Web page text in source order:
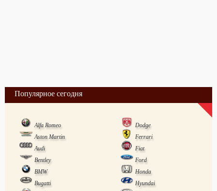
Популярное сегодня
Alfa Romeo
Dodge
Aston Martin
Ferrari
Audi
Fiat
Bentley
Ford
BMW
Honda
Bugatti
Hyundai